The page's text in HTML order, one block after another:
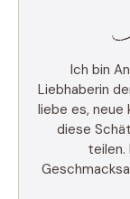
Ich bin
Liebhaberin
liebe es, neue
diese
teilen.